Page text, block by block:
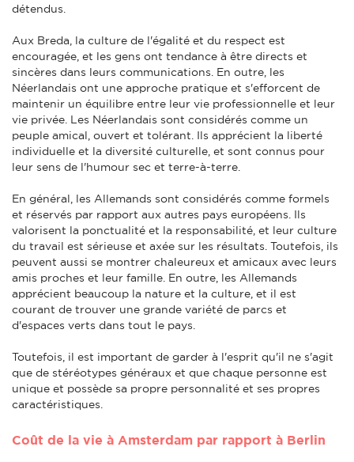
détendus.
Aux Breda, la culture de l'égalité et du respect est
encouragée, et les gens ont tendance à être directs et
sincères dans leurs communications. En outre, les
Néerlandais ont une approche pratique et s'efforcent de
maintenir un équilibre entre leur vie professionnelle et leur
vie privée. Les Néerlandais sont considérés comme un
peuple amical, ouvert et tolérant. Ils apprécient la liberté
individuelle et la diversité culturelle, et sont connus pour
leur sens de l'humour sec et terre-à-terre.
En général, les Allemands sont considérés comme formels
et réservés par rapport aux autres pays européens. Ils
valorisent la ponctualité et la responsabilité, et leur culture
du travail est sérieuse et axée sur les résultats. Toutefois, ils
peuvent aussi se montrer chaleureux et amicaux avec leurs
amis proches et leur famille. En outre, les Allemands
apprécient beaucoup la nature et la culture, et il est
courant de trouver une grande variété de parcs et
d'espaces verts dans tout le pays.
Toutefois, il est important de garder à l'esprit qu'il ne s'agit
que de stéréotypes généraux et que chaque personne est
unique et possède sa propre personnalité et ses propres
caractéristiques.
Coût de la vie à Amsterdam par rapport à Berlin